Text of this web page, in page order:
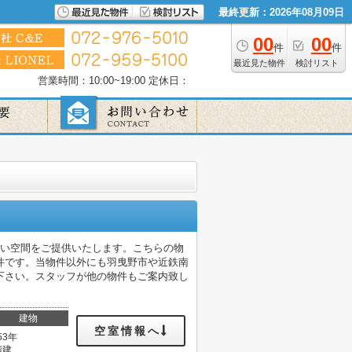
最終更新：2026年08月09日
00件
最近見た物件
00件
検討リスト
営業時間：10:00~19:00 定休日：
空間をご提供いたします。こちらの物
す。当物件以外にも羽曳野市や近鉄南
い。スタッフが他の物件もご案内致し
建物
年
建
空室情報へ